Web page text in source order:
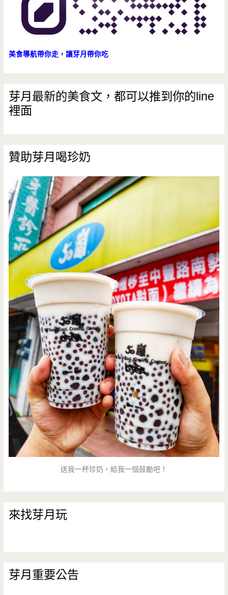
美食導航帶你走，讓芽月帶你吃
芽月最新的美食文，都可以推到你的line
裡面
贊助芽月喝珍奶
送我一杯珍奶，給我一個鼓勵吧！
來找芽月玩
芽月重要公告